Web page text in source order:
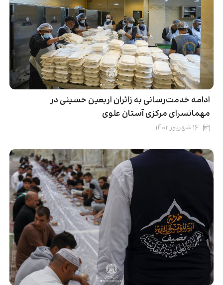
ادامه خدمت‌رسانی به زائران اربعین حسینی در
مهمانسرای مرکزی آستان علوی
۱۶ شهریور ۱۴۰۲